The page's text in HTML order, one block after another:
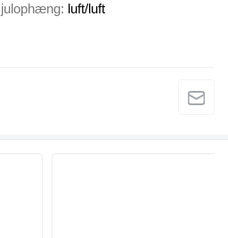
luft/luft